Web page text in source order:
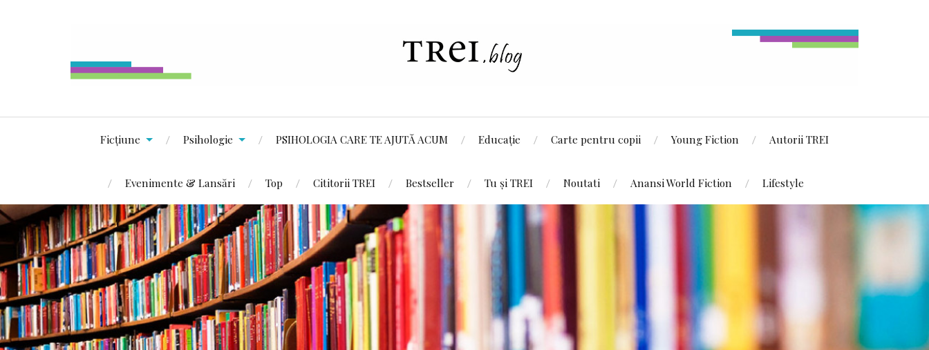
Ficțiune Psihologie PSIHOLOGIA CARE TE AJUTĂ ACUM Educație Carte pentru copii Young Fiction Autorii TREI
Evenimente & Lansări Top Cititorii TREI Bestseller Tu și TREI Noutati Anansi World Fiction Lifestyle